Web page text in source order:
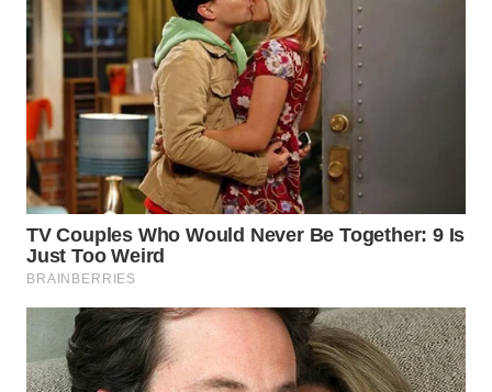
WN
KEPULAUAN
SERIBU
WN
TANGERANG
WN
BINJAI
WN
CIREBON